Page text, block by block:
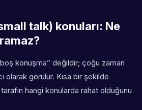
talk) konuları: Ne
konuşma” değildir; çoğu zaman
olarak görülür. Kısa bir şekilde
hangi konularda rahat olduğunu